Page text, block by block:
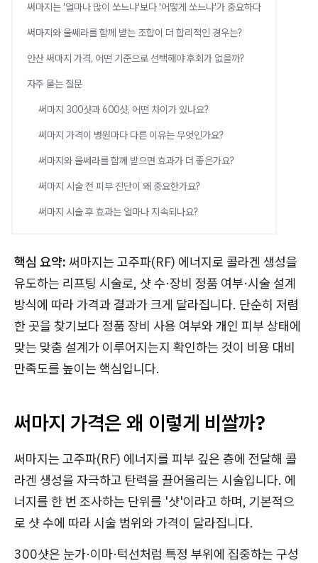
써마지는 '얼마나 많이 쏘느냐'보다 '어떻게 쏘느냐'가 중요하다
써마지와 울쎄라를 함께 받는 조합이 더 합리적인 경우는?
안산 써마지 가격, 어떤 기준으로 선택해야 후회가 없을까?
자주 묻는 질문
써마지 300샷과 600샷, 어떤 차이가 있나요?
써마지 가격이 병원마다 다른 이유는 무엇인가요?
써마지와 울쎄라를 함께 받으면 효과가 더 좋은가요?
써마지 시술 전 피부 진단이 왜 중요한가요?
써마지 시술 후 효과는 얼마나 지속되나요?
핵심 요약: 써마지는 고주파(RF) 에너지로 콜라겐 생성을
유도하는 리프팅 시술로, 샷 수·장비 정품 여부·시술 설계
방식에 따라 가격과 결과가 크게 달라집니다. 단순히 저렴
한 곳을 찾기보다 정품 장비 사용 여부와 개인 피부 상태에
맞는 맞춤 설계가 이루어지는지 확인하는 것이 비용 대비
만족도를 높이는 핵심입니다.
써마지 가격은 왜 이렇게 비쌀까?
써마지는 고주파(RF) 에너지를 피부 깊은 층에 전달해 콜
라겐 생성을 자극하고 탄력을 끌어올리는 시술입니다. 에
너지를 한 번 조사하는 단위를 '샷'이라고 하며, 기본적으
로 샷 수에 따라 시술 범위와 가격이 달라집니다.
300샷은 눈가·이마·턱선처럼 특정 부위에 집중하는 구성